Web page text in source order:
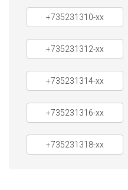
+735231310-xx
+735231312-xx
+735231314-xx
+735231316-xx
+735231318-xx